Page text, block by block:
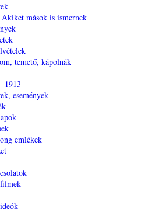
Akiket mások is ismernek
temető, kápolnák
1913
események
emlékek